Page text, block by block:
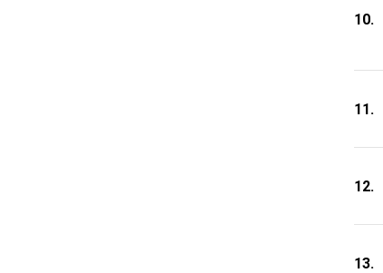
10.
11.
12.
13.